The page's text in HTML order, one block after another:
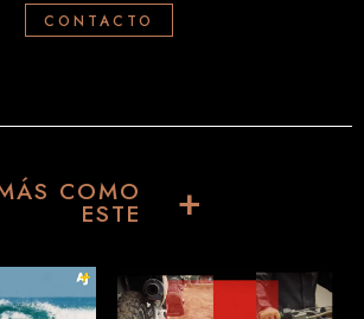
CONTACTO
COMO
ESTE +